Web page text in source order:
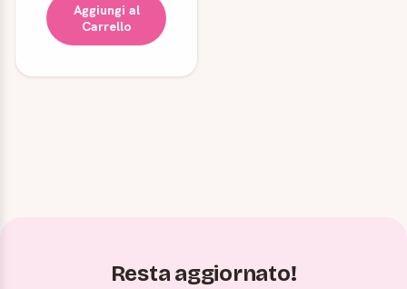
Aggiungi al
Carrello
Resta aggiornato!